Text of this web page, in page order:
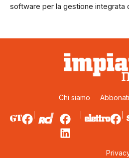
software per la gestione integrata
Chi siamo